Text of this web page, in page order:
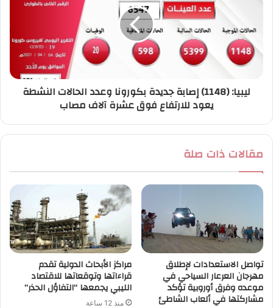
ليبيا: (1148) إصابة جديدة بكورونا وعدد الحالات النشطة
يعود للارتفاع فوق عشرة آلاف مصاب
مقالات ذات صلة
تواصل الاستعدادات لإطلاق
مهرجان العرعار السياحي في
موعده وفرق أوروبية تؤكد
مشاركتها في ألعاب الشاطئ
مراكز الأبحاث الدولية تقدم
قراءاتها وتوقعاتها للاقتصاد
الليبي يجمعها “التفاؤل الحذر”
منذ 12 ساعة